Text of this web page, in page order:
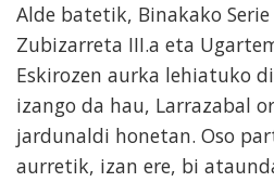
Alde batetik, Binakako
Zubizarreta III.a eta
Eskirozen aurka lehiatuko
izango da hau, Larrazabal
jardunaldi honetan. Oso
aurretik, izan ere, bi